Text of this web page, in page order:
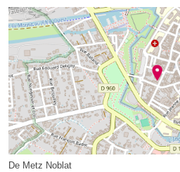
De Metz Noblat